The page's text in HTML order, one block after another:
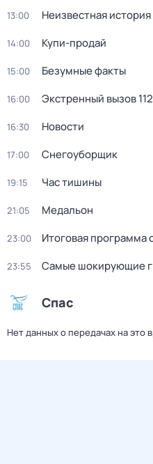
13:00 Неизвестная история
14:00 Купи-продай
15:00 Безумные факты
16:00 Экстренный вызов 112
16:30 Новости
17:00 Снегоуборщик
19:15 Час тишины
21:05 Медальон
23:00 Итоговая
23:55 Самые шокирующие
Спас
Нет данных о передачах на это